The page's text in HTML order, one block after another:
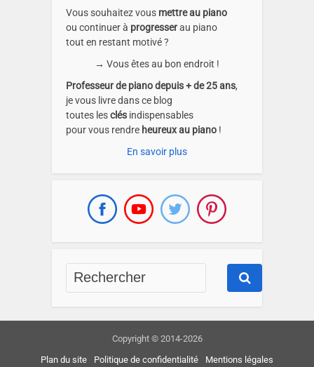
Vous souhaitez vous mettre au piano
ou continuer à progresserau piano
tout en restant motivé ?
→ Vous êtes au bon endroit !
Professeur de piano depuis + de 25 ans,
je vous livre dans ce blog
toutes lesclés indispensables
pour vous rendre heureux au piano !
En savoir plus
Copyright © 2014-2026
Plan du site
Politique de confidentialité Mentions légales